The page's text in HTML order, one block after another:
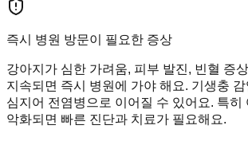
즉시 병원 방문이 필요한 증상
강아지가 심한 가려움, 피부 발진, 빈혈 증
지속되면 즉시 병원에 가야 해요. 기생충
심지어 전염병으로 이어질 수 있어요. 특히
악화되면 빠른 진단과 치료가 필요해요.